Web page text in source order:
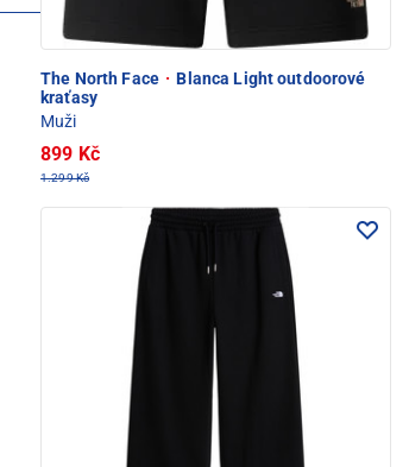
The North Face · Blanca Light outdoorové
kraťasy
Muži
899 Kč
1.299 Kč